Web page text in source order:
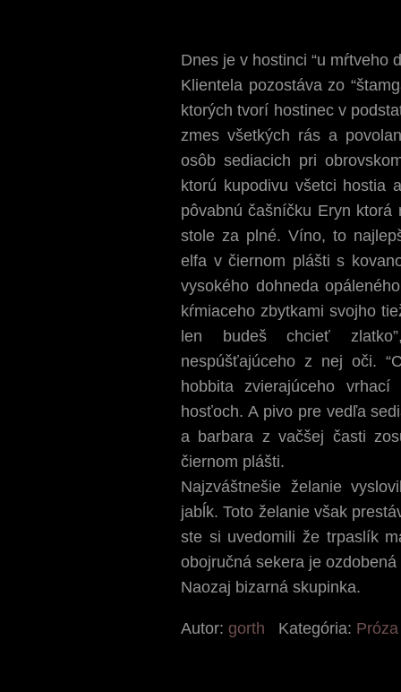
Dnes je v hostinci “u mŕtveho
Klientela pozostáva zo
ktorých tvorí hostinec v
zmes všetkých rás a
osôb sediacich pri
ktorú kupodivu všetci hostia
pôvabnú čašníčku Eryn
stole za plné. Víno, to
elfa v čiernom plášti s
vysokého dohneda
kŕmiaceho zbytkami svojho
len budeš chcieť
nespúšťajúceho z nej oči.
hobbita zvierajúceho
hosťoch. A pivo pre vedľa
a barbara z vačšej časti
čiernom plášti.
Najzváštnešie želanie
jabĺk. Toto želanie však
ste si uvedomili že trpaslík
obojručná sekera je
Naozaj bizarná skupinka.
Autor: gorth Kategória: Próza